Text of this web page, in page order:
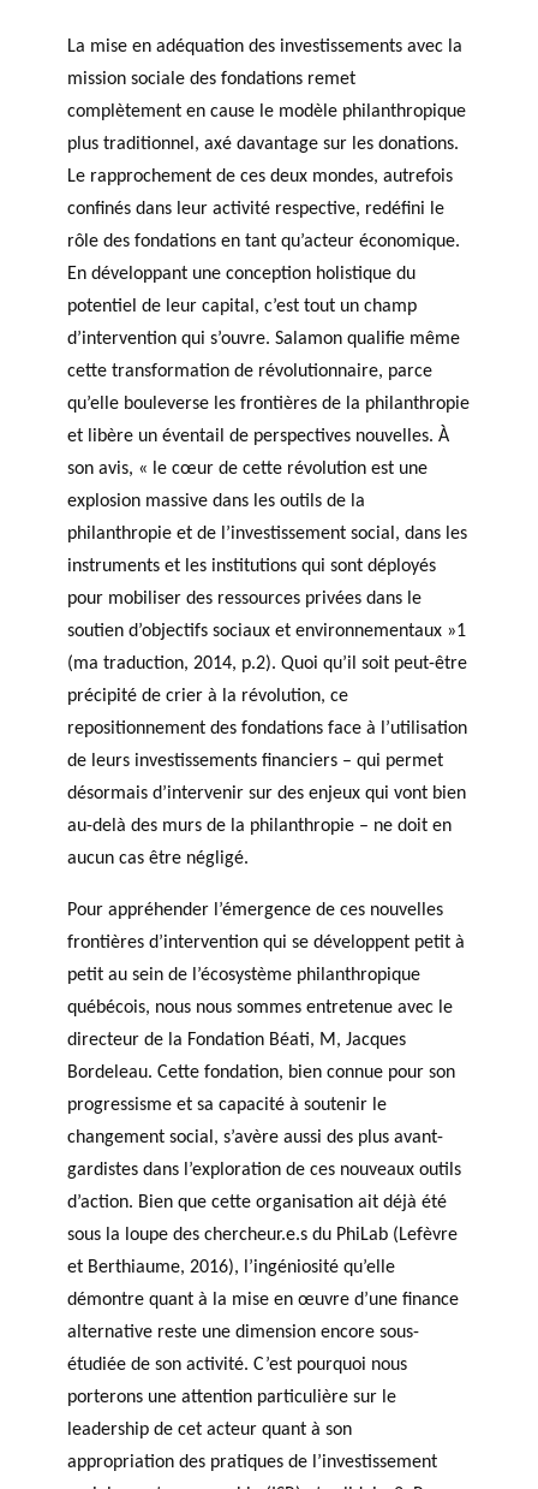
La mise en adéquation des investissements avec la
mission sociale des fondations remet
complètement en cause le modèle philanthropique
plus traditionnel, axé davantage sur les donations.
Le rapprochement de ces deux mondes, autrefois
confinés dans leur activité respective, redéfini le
rôle des fondations en tant qu’acteur économique.
En développant une conception holistique du
potentiel de leur capital, c’est tout un champ
d’intervention qui s’ouvre. Salamon qualifie même
cette transformation de révolutionnaire, parce
qu’elle bouleverse les frontières de la philanthropie
et libère un éventail de perspectives nouvelles. À
son avis, « le cœur de cette révolution est une
explosion massive dans les outils de la
philanthropie et de l’investissement social, dans les
instruments et les institutions qui sont déployés
pour mobiliser des ressources privées dans le
soutien d’objectifs sociaux et environnementaux »1
(ma traduction, 2014, p.2). Quoi qu’il soit peut-être
précipité de crier à la révolution, ce
repositionnement des fondations face à l’utilisation
de leurs investissements financiers – qui permet
désormais d’intervenir sur des enjeux qui vont bien
au-delà des murs de la philanthropie – ne doit en
aucun cas être négligé.
Pour appréhender l’émergence de ces nouvelles
frontières d’intervention qui se développent petit à
petit au sein de l’écosystème philanthropique
québécois, nous nous sommes entretenue avec le
directeur de la Fondation Béati, M, Jacques
Bordeleau. Cette fondation, bien connue pour son
progressisme et sa capacité à soutenir le
changement social, s’avère aussi des plus avant-
gardistes dans l’exploration de ces nouveaux outils
d’action. Bien que cette organisation ait déjà été
sous la loupe des chercheur.e.s du PhiLab (Lefèvre
et Berthiaume, 2016), l’ingéniosité qu’elle
démontre quant à la mise en œuvre d’une finance
alternative reste une dimension encore sous-
étudiée de son activité. C’est pourquoi nous
porterons une attention particulière sur le
leadership de cet acteur quant à son
appropriation des pratiques de l’investissement